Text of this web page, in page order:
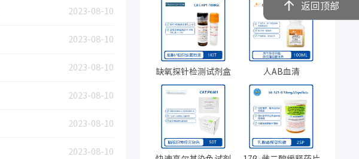
2023-08-10
2023-08-10
2023-08-10
2023-08-10
2023-08-10
2023-08-10
缺氧探针检测试剂盒 人AB血清
返回顶部